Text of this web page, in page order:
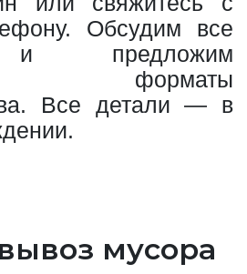
Обсудим все
и предложим
форматы
Все детали — в
мусора